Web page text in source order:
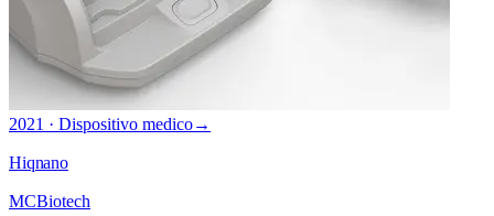
2021 · Dispositivo medico→
Hiqnano
MCBiotech